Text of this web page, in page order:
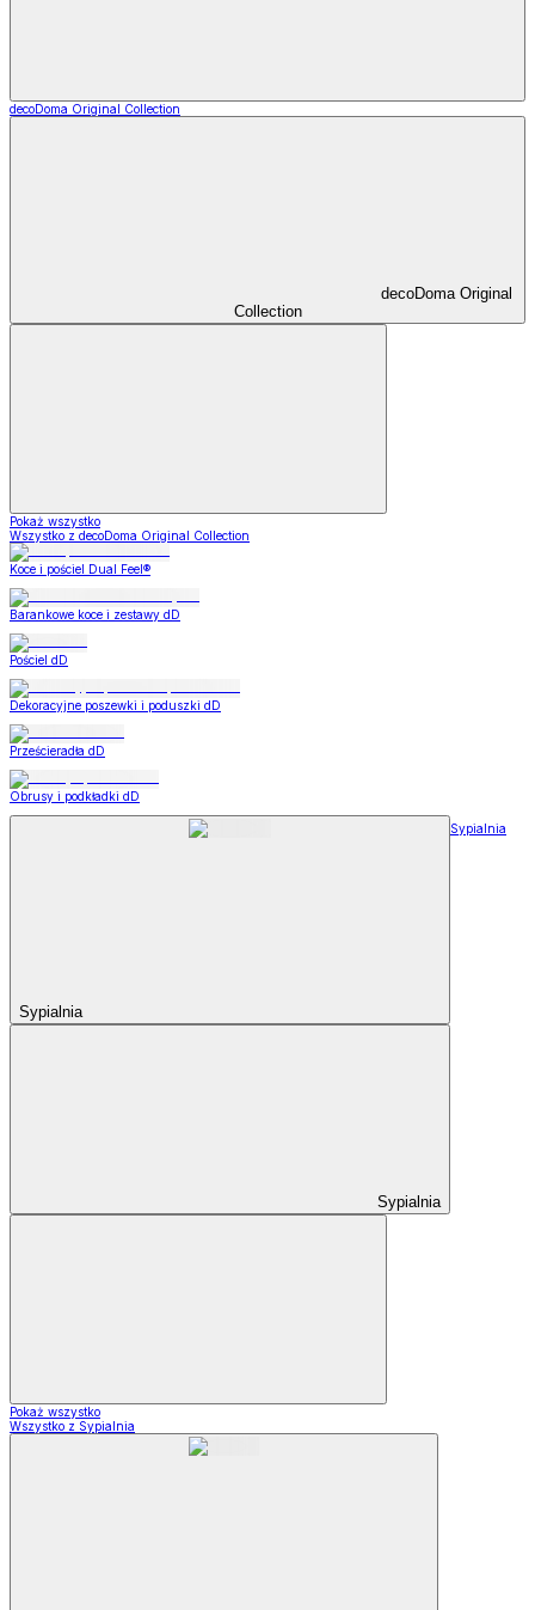
decoDoma Original Collection
decoDoma Original
Collection
Pokaż wszystko
Wszystko z decoDoma Original Collection
Koce i pościel Dual Feel®
Barankowe koce i zestawy dD
Pościel dD
Dekoracyjne poszewki i poduszki dD
Prześcieradła dD
Obrusy i podkładki dD
Sypialnia
Sypialnia
Sypialnia
Pokaż wszystko
Wszystko z Sypialnia